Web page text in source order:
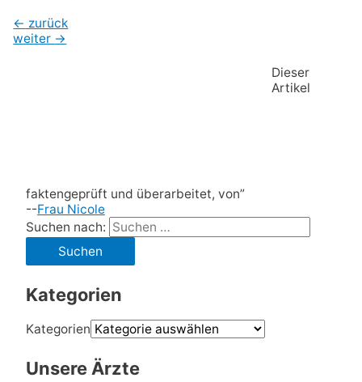
← zurück
weiter →
Dieser
Artikel
faktengeprüft und überarbeitet, von”
--Frau Nicole
Suchen nach:
Kategorien
Kategorien
Unsere Ärzte